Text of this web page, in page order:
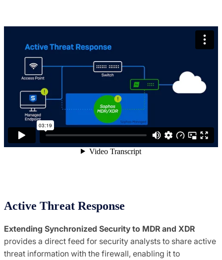
Active Threat Response
Extending Synchronized Security to MDR and XDR
provides a direct feed for security analysts to share active
threat information with the firewall, enabling it to